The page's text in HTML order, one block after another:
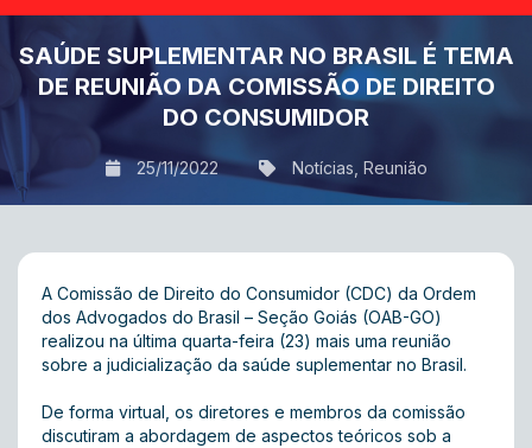
SAÚDE SUPLEMENTAR NO BRASIL É TEMA
DE REUNIÃO DA COMISSÃO DE DIREITO
DO CONSUMIDOR
25/11/2022 Notícias Reunião
A Comissão de Direito do Consumidor (CDC) da Ordem
dos Advogados do Brasil – Seção Goiás (OAB-GO)
realizou na última quarta-feira (23) mais uma reunião
sobre a judicialização da saúde suplementar no Brasil.
De forma virtual, os diretores e membros da comissão
discutiram a abordagem de aspectos teóricos sob a